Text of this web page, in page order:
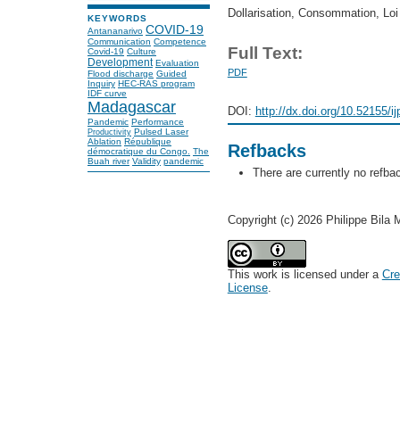
KEYWORDS
Antananarivo COVID-19
Communication Competence
Covid-19 Culture
Development Evaluation
Flood discharge Guided
Inquiry HEC-RAS program
IDF curve
Madagascar
Pandemic Performance
Productivity Pulsed Laser
Ablation République
démocratique du Congo. The
Buah river Validity pandemic
Dollarisation, Consommation,
Full Text:
PDF
DOI: http://dx.doi.org/10.52155/
Refbacks
There are currently no
Copyright (c) 2026 Philippe Bila
This work is licensed under a
License.